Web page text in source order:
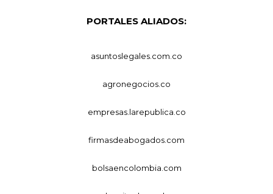
PORTALES ALIADOS:
asuntoslegales.com.co
agronegocios.co
empresas.larepublica.co
firmasdeabogados.com
bolsaencolombia.com